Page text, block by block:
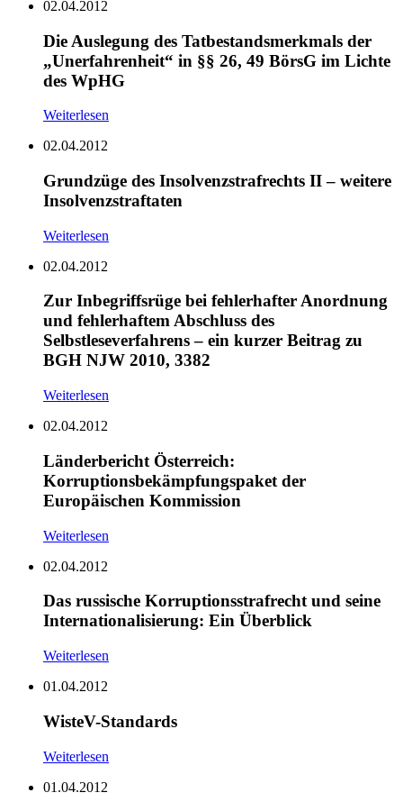
02.04.2012
Die Auslegung des Tatbestandsmerkmals der
„Unerfahrenheit“ in §§ 26, 49 BörsG im Lichte
des WpHG
Weiterlesen
02.04.2012
Grundzüge des Insolvenzstrafrechts II – weitere
Insolvenzstraftaten
Weiterlesen
02.04.2012
Zur Inbegriffsrüge bei fehlerhafter Anordnung
und fehlerhaftem Abschluss des
Selbstleseverfahrens – ein kurzer Beitrag zu
BGH NJW 2010, 3382
Weiterlesen
02.04.2012
Länderbericht Österreich:
Korruptionsbekämpfungspaket der
Europäischen Kommission
Weiterlesen
02.04.2012
Das russische Korruptionsstrafrecht und seine
Internationalisierung: Ein Überblick
Weiterlesen
01.04.2012
WisteV-Standards
Weiterlesen
01.04.2012